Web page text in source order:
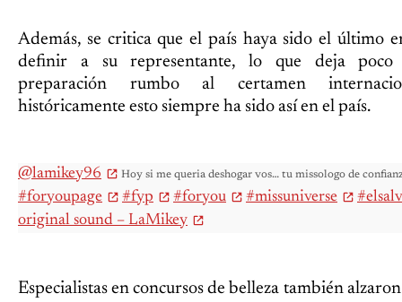
Además, se critica que el país haya sido el último
definir a su representante, lo que deja poco
preparación rumbo al certamen
históricamente esto siempre ha sido así en el país.
@lamikey96 Hoy si me queria deshogar vos… tu missologo de
#foryoupage #fyp #foryou #missuniverse
original sound – LaMikey
Especialistas en concursos de belleza también